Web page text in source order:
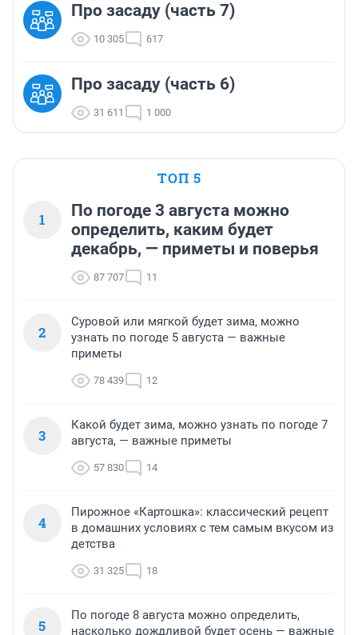
Про засаду (часть 7)
10 305 617
Про засаду (часть 6)
31 611 1 000
ТОП 5
1
По погоде 3 августа можно
определить, каким будет
декабрь, — приметы и поверья
87 707 11
2
Суровой или мягкой будет зима, можно
узнать по погоде 5 августа — важные
приметы
78 439 12
3
Какой будет зима, можно узнать по погоде 7
августа, — важные приметы
57 830 14
4
Пирожное «Картошка»: классический рецепт
в домашних условиях с тем самым вкусом из
детства
31 325 18
5
По погоде 8 августа можно определить,
насколько дождливой будет осень — важные